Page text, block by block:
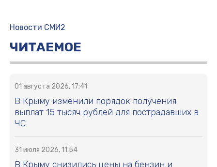
Новости СМИ2
ЧИТАЕМОЕ
01 августа 2026, 17:41
В Крыму изменили порядок получения
выплат 15 тысяч рублей для пострадавших в
ЧС
31 июля 2026, 11:54
В Крыму снизились цены на бензин и